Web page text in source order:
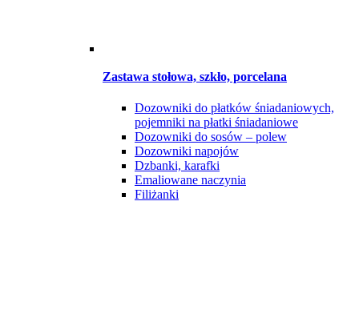
Zastawa stołowa, szkło, porcelana
Dozowniki do płatków śniadaniowych,
pojemniki na płatki śniadaniowe
Dozowniki do sosów – polew
Dozowniki napojów
Dzbanki, karafki
Emaliowane naczynia
Filiżanki